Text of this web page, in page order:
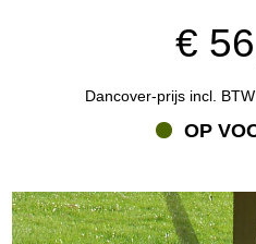
€
Dancover-prijs incl. BTW
OP